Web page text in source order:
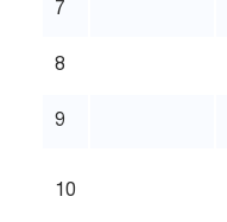
7
8
9
10